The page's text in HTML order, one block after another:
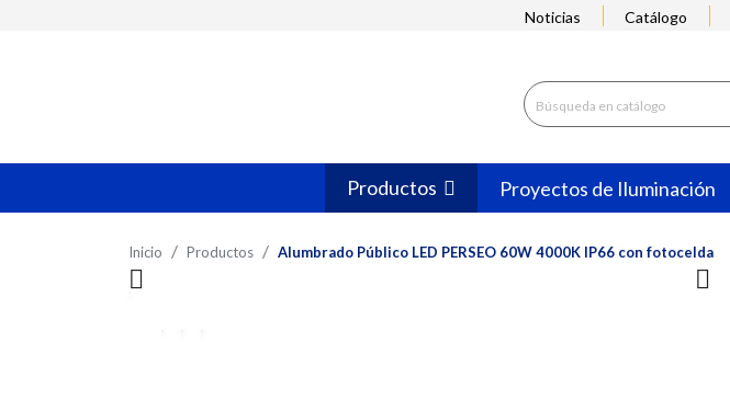
Noticias Catálogo
Productos Proyectos de Iluminación
Inicio Productos Alumbrado Público LED PERSEO 60W 4000K IP66 con fotocelda
 